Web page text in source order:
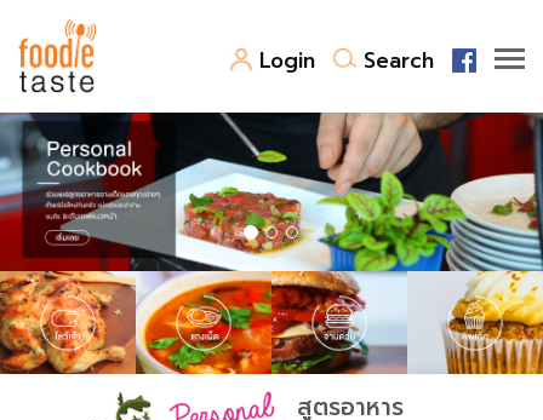
Login Search
สูตรอาหาร
สูตรอาหารล่าสุด
Top Foodie
พาไปชิม
สารพันก้นครัว
เคล็ดลับน่ารู้
เปรียบเทียบหน่วยการตวง
FoodPedia
สูตรอาหาร